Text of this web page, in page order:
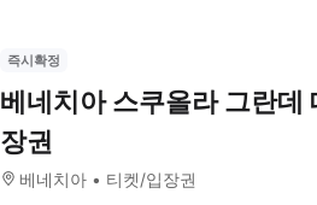
즉시확정
베네치아 스쿠올라 그란데
장권
베네치아 티켓/입장권